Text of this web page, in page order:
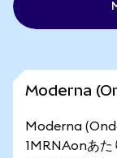
Moderna
Moderna
1MRNAonあた